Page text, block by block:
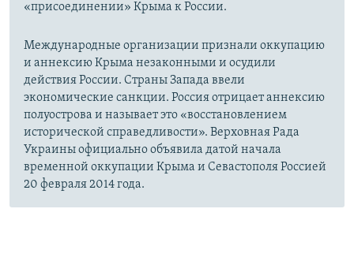
«присоединении» Крыма к России.
Международные организации признали оккупацию
и аннексию Крыма незаконными и осудили
действия России. Страны Запада ввели
экономические санкции. Россия отрицает аннексию
полуострова и называет это «восстановлением
исторической справедливости». Верховная Рада
Украины официально объявила датой начала
временной оккупации Крыма и Севастополя Россией
20 февраля 2014 года.